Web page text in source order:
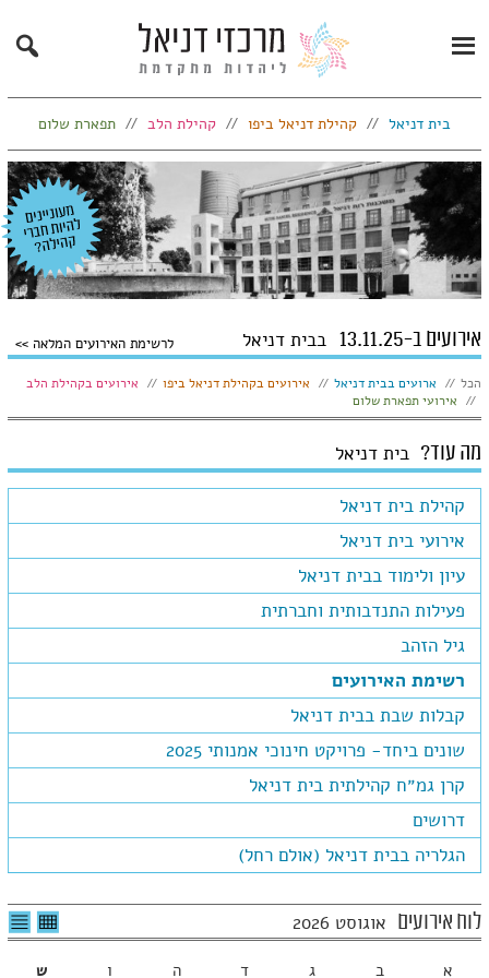
Primary
Menu
Search
בית דניאל קהילת דניאל ביפו קהילת הלב תפארת שלום
אירועים ב-13.11.25 בבית דניאל לרשימת האירועים המלאה
הצג:
הכל ארועים בבית דניאל אירועים בקהילת דניאל ביפו
אירועים בקהילת הלב
אירועי תפארת שלום
מה עוד? בית דניאל
קהילת בית דניאל
אירועי בית דניאל
עיון ולימוד בבית דניאל
פעילות התנדבותית וחברתית
גיל הזהב
רשימת האירועים
קבלות שבת בבית דניאל
שונים ביחד- פרויקט חינוכי אמנותי 2025
קרן גמ״ח קהילתית בית דניאל
דרושים
הגלריה בבית דניאל (אולם רחל)
לוח אירועים אוגוסט 2026 לצפיה
בטבלה
א ב ג ד ה ו
ש